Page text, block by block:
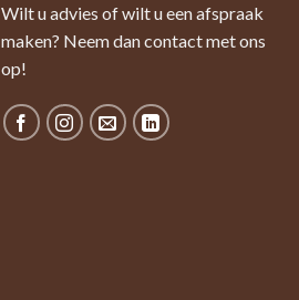
Wilt u advies of wilt u een afspraak
maken? Neem dan contact met ons
op!